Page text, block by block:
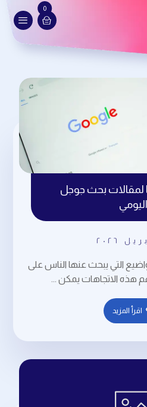
0
عنوانًا لمقالات بحث جوجل
اليومي
التي يبحث عنها الناس على
هذه الاتجاهات يمكن ...
اقرأ المزيد